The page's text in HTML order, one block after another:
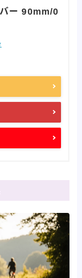
ー 90mm/0